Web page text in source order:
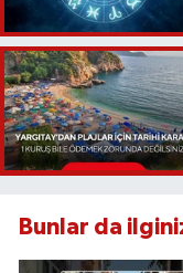
Bunlar da